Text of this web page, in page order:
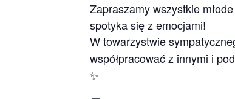
Zapraszamy wszystkie
spotyka się z emocjami!
W towarzystwie
współpracować z innymi i
✨